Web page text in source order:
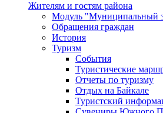
Жителям и гостям района
Модуль "Муниципальный
Обращения граждан
История
Туризм
События
Туристические
Отчеты по туризму
Отдых на Байкале
Туристский